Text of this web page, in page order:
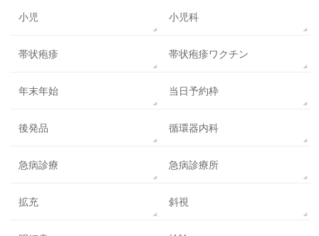
小児 小児科
帯状疱疹 帯状疱疹ワクチン
年末年始 当日予約枠
後発品 循環器内科
急病診療 急病診療所
拡充 斜視